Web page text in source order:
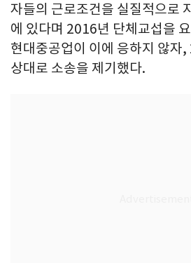
자들의 근로조건을 실질적으로
에 있다며 2016년 단체교섭을
현대중공업이 이에 응하지 않자
상대로 소송을 제기했다.